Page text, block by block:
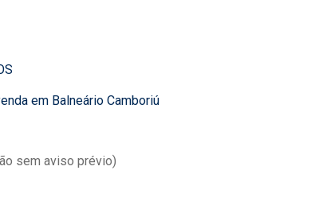
em Balneário Camboriú
sem aviso prévio)